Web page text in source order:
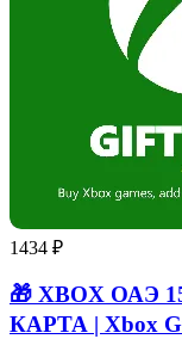
1434 ₽
🎁 XBOX ОАЭ
КАРТА | Xbox